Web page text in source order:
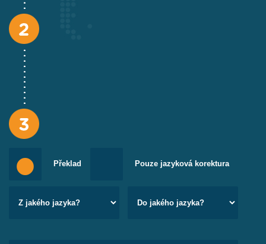
akreditací. Online překlad pro vás vyhotovíme expresně
v nejkratším možném čase, aniž byste museli někam
chodit.
Překlady obchodní korespondence
Komunikujete často se svými obchodními partnery
v zahraničí? Ozval se vám nový investor, ale řešíte
jazykovou bariéru mezi vámi? Nechejte si expresně
přeložit jakýkoliv dopis či návrh smlouvy a mějte svou
profesionální úrovni. Najděte spolehlivého partnera pro
online překlad vašich obchodních záležitostí, kterého
Překlad Pouze jazyková korektura